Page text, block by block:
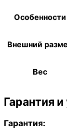
Особенности
Внешний
Вес
Гарантия
Гарантия: